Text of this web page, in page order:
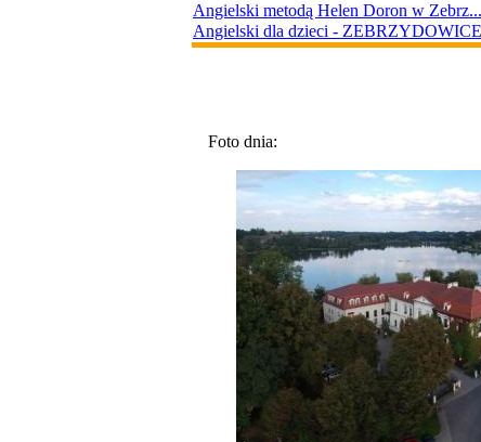
Angielski metodą Helen Doron w Zebrz...
Angielski dla dzieci - ZEBRZYDOWICE
Foto dnia: